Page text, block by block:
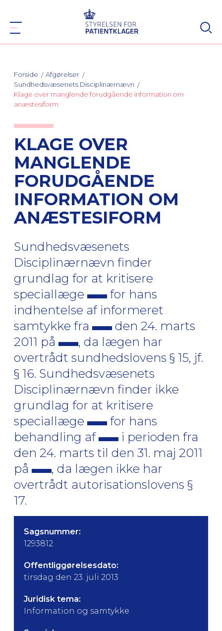
Forside
Afgørelser
Sundhedsvæsenets Disciplinærnævn
Klage over manglende forudgående information om
anæstesiform
KLAGE OVER
MANGLENDE
FORUDGÅENDE
INFORMATION OM
ANÆSTESIFORM
Sundhedsvæsenets
Disciplinærnævn finder
grundlag for at kritisere
speciallæge
for hans
indhentelse af informeret
samtykke fra
den 24. marts
2011 på
, da lægen har
overtrådt sundhedslovens § 15, jf.
§ 16. Sundhedsvæsenets
Disciplinærnævn finder ikke
grundlag for at kritisere
speciallæge
for hans
behandling af
i perioden fra
den 24. marts til den 31. maj 2011
på
, da lægen ikke har
overtrådt autorisationslovens §
17.
Sagsnummer:
1293812
Offentliggørelsesdato:
tirsdag den 23. juli 2013
Juridisk tema:
Information og samtykke